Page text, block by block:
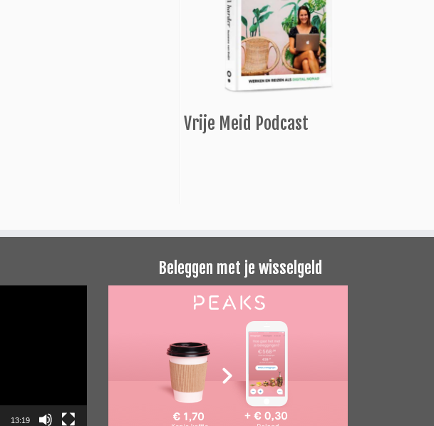
Vrije Meid Podcast
13:19
Beleggen met je wisselgeld